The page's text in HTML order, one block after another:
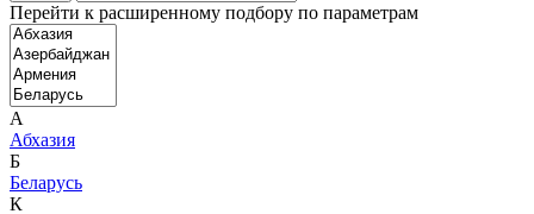
Перейти к расширенному подбору по параметрам
А
Абхазия
Б
Беларусь
К